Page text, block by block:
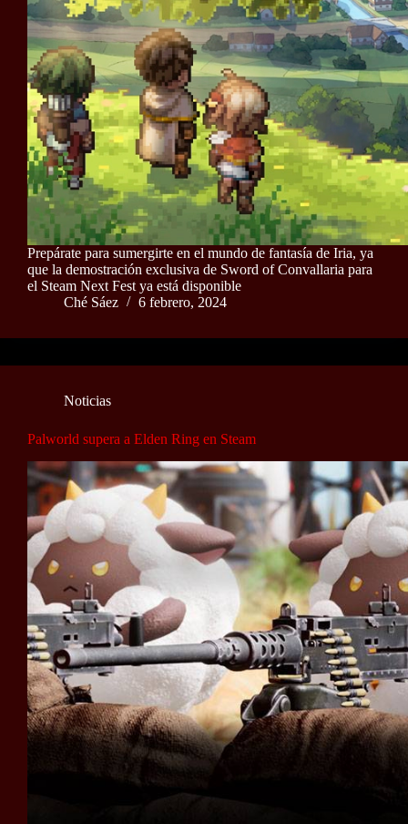
Prepárate para sumergirte en el mundo de fantasía de Iria, ya
que la demostración exclusiva de Sword of Convallaria para
el Steam Next Fest ya está disponible
Ché Sáez
6 febrero, 2024
Noticias
Palworld supera a Elden Ring en Steam